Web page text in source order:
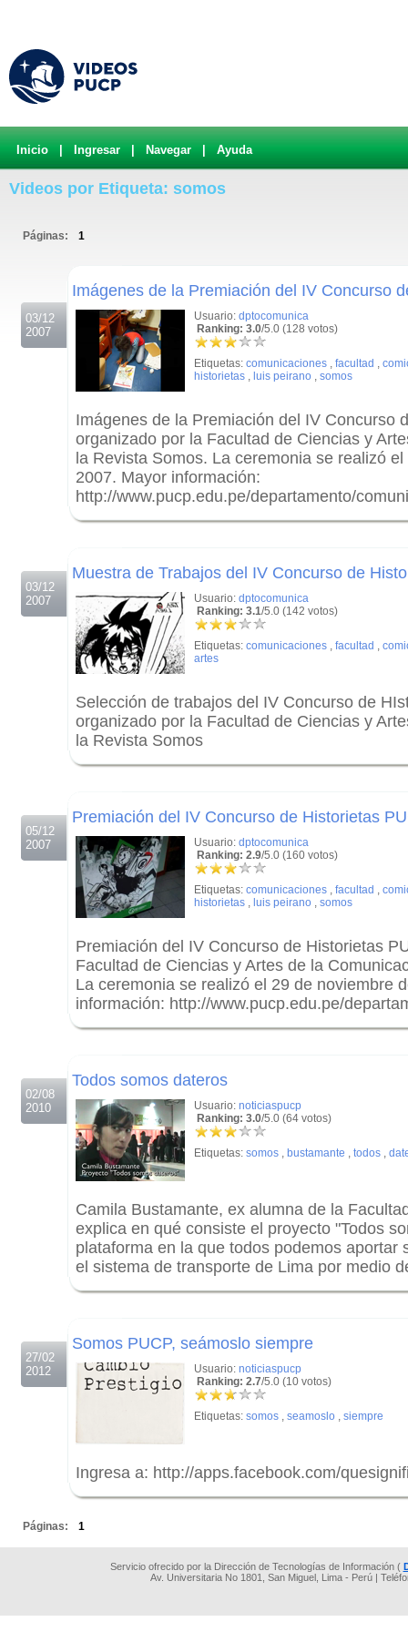
Inicio Ingresar Navegar Ayuda
Videos por Etiqueta: somos
Páginas: 1
03/12
2007
Imágenes de la Premiación del IV Concurso
Usuario: dptocomunica
Ranking: 3.0/5.0 (128 votos)
Etiquetas: comunicaciones , facultad ,
historietas , luis peirano , somos
Imágenes de la Premiación del IV Concurso
organizado por la Facultad de Ciencias y
la Revista Somos. La ceremonia se realizó
2007. Mayor información:
http://www.pucp.edu.pe/departamento/
03/12
2007
Muestra de Trabajos del IV Concurso de
Usuario: dptocomunica
Ranking: 3.1/5.0 (142 votos)
Etiquetas: comunicaciones , facultad ,
artes
Selección de trabajos del IV Concurso de
organizado por la Facultad de Ciencias y
la Revista Somos
05/12
2007
Premiación del IV Concurso de Historietas
Usuario: dptocomunica
Ranking: 2.9/5.0 (160 votos)
Etiquetas: comunicaciones , facultad ,
historietas , luis peirano , somos
Premiación del IV Concurso de Historietas
Facultad de Ciencias y Artes de la
La ceremonia se realizó el 29 de noviembre
información: http://www.pucp.edu.pe/
02/08
2010
Todos somos dateros
Usuario: noticiaspucp
Ranking: 3.0/5.0 (64 votos)
Etiquetas: somos , bustamante , todos ,
Camila Bustamante, ex alumna de la
explica en qué consiste el proyecto "Todos
plataforma en la que todos podemos aportar
el sistema de transporte de Lima por medio
27/02
2012
Somos PUCP, seámoslo siempre
Usuario: noticiaspucp
Ranking: 2.7/5.0 (10 votos)
Etiquetas: somos , seamoslo , siempre
Ingresa a: http://apps.facebook.com/
Páginas: 1
Servicio ofrecido por la Dirección de Tecnologías de Información (
Av. Universitaria No 1801, San Miguel, Lima - Perú |